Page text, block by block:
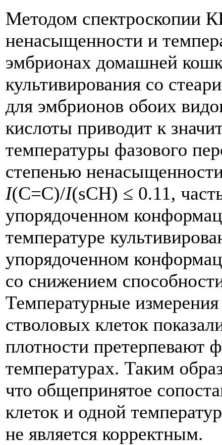
Методом спектроскопии
ненасыщенности и
эмбрионах домашней
культивирования со
для эмбрионов обоих
кислоты приводит к
температуры фазового
степенью
I(С=С)/I(sCH) ≤ 0.11,
упорядоченном
температуре
упорядоченном
со снижением
Температурные
стволовых клеток
плотности претерпевают
температурах. Таким
что общепринятое
клеток и одной
не является корректным.